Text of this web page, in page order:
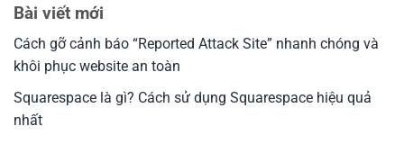
Bài viết mới
Cách gỡ cảnh báo “Reported Attack Site” nhanh chóng và
khôi phục website an toàn
Squarespace là gì? Cách sử dụng Squarespace hiệu quả
nhất